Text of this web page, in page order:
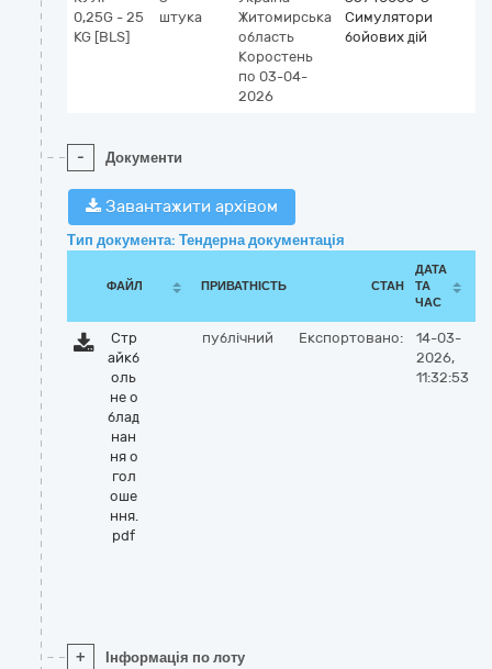
0,25G - 25
KG [BLS]
штука
Житомирська
область
Коростень
по 03-04-
2026
Симулятори
бойових дій
- Документи
Завантажити архівом
Тип документа: Тендерна документація
ФАЙЛ ПРИВАТНІСТЬ СТАН
ДАТА
ТА
ЧАС
Стр
айкб
оль
не о
блад
нан
ня о
гол
оше
ння.
pdf
публічний Експортовано:
14-03-
2026,
11:32:53
+ Інформація по лоту